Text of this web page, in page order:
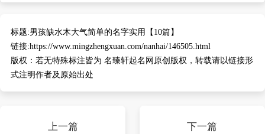
标题:男孩缺水木大气简单的名字实用【10篇】
链接:https://www.mingzhengxuan.com/nanhai/146505.html
版权： 若无特殊标注皆为 名臻轩起名网原创版权，转载请以链接形
式注明作者及原始出处
上一篇
下一篇